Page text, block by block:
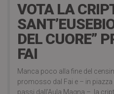
VOTA LA
DEL CUORE”
FAI
Manca poco alla fine del
promosso dal Fai e – in
passi dall’Aula Magna – la